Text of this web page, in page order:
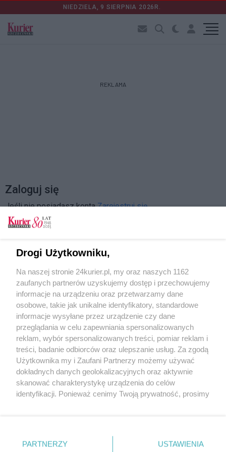
NIEDZIELA, 9 SIERPNIA 2026R.
REKLAMA
Zaloguj się
Jeśli nie posiadasz kontaZarejestruj się
Zapamiętać?
Zaloguj
Zapomniałem hasła
Copyright © 2022 Kurier Szczeciński sp. z o.o.
Drogi Użytkowniku,
Na naszej stronie 24kurier.pl, my oraz naszych 1162
zaufanych partnerów uzyskujemy dostęp i przechowujemy
informacje na urządzeniu oraz przetwarzamy dane
osobowe, takie jak unikalne identyfikatory, standardowe
informacje wysyłane przez urządzenie czy dane
przeglądania w celu zapewniania spersonalizowanych
reklam, wybór spersonalizowanych treści, pomiar reklam i
treści, badanie odbiorców oraz ulepszanie usług. Za zgodą
Użytkownika my i Zaufani Partnerzy możemy używać
dokładnych danych geolokalizacyjnych oraz aktywnie
skanować charakterystykę urządzenia do celów
identyfikacji. Ponieważ cenimy Twoją prywatność, prosimy
prywatności znajdujący się w lewym dolnym rogu strony
. Niektóre rodzaje przetwarzania danych nie wymagają
PARTNERZY USTAWIENIA